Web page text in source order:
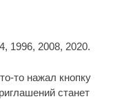
1996, 2008, 2020.
то нажал кнопку
станет